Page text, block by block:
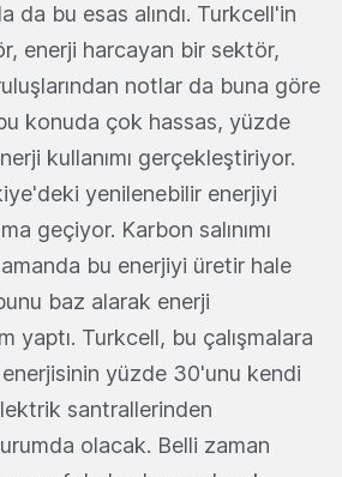
da bu esas alındı. Turkcell'in
enerji harcayan bir sektör,
notlar da buna göre
konuda çok hassas, yüzde
kullanımı gerçekleştiriyor.
yenilenebilir enerjiyi
geçiyor. Karbon salınımı
bu enerjiyi üretir hale
baz alarak enerji
yaptı. Turkcell, bu çalışmalara
enerjisinin yüzde 30'unu kendi
santrallerinden
olacak. Belli zaman